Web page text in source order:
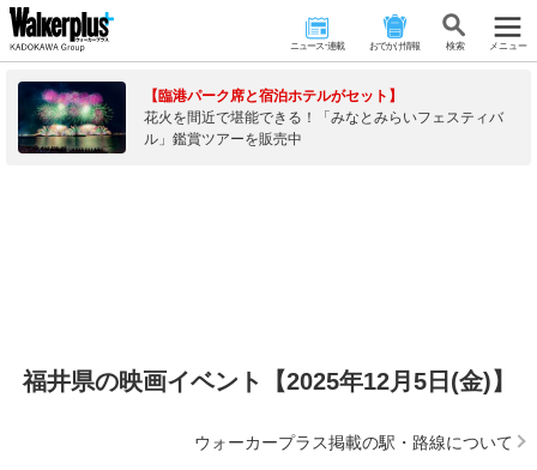
ニュース･連載 おでかけ情報 検 索 メニュー
【臨港パーク席と宿泊ホテルがセット】
花火を間近で堪能できる！「みなとみらいフェスティバ
ル」鑑賞ツアーを販売中
福井県の映画イベント【2025年12月5日(金)】
ウォーカープラス掲載の駅・路線について